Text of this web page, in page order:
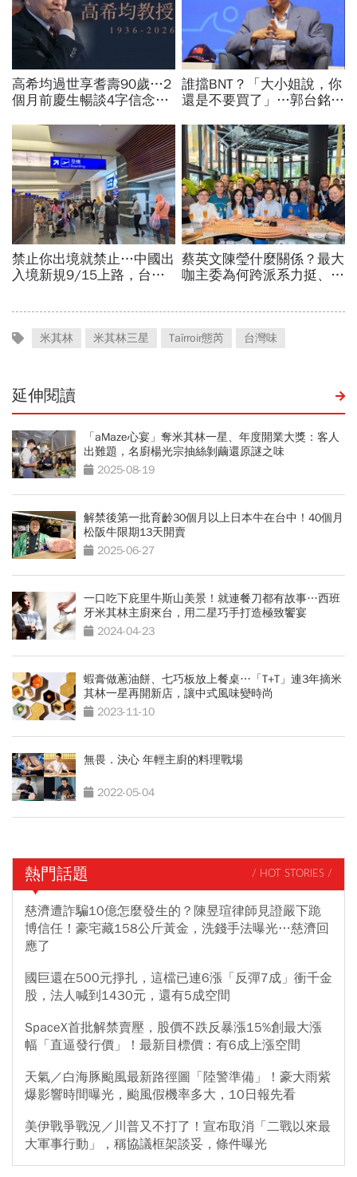
米其林 米其林三星 Taïrroir態芮 台灣味
延伸閱讀
「aMaze心宴」奪米其林一星、年度開業大獎：客人
出難題，名廚楊光宗抽絲剝繭還原謎之味
2025-08-19
解禁後第一批育齡30個月以上日本牛在台中！40個月
松阪牛限期13天開賣
2025-06-27
一口吃下庇里牛斯山美景！就連餐刀都有故事…西班
牙米其林主廚來台，用二星巧手打造極致饗宴
2024-04-23
蝦膏做蔥油餅、七巧板放上餐桌…「T+T」連3年摘米
其林一星再開新店，讓中式風味變時尚
2023-11-10
無畏．決心 年輕主廚的料理戰場
2022-05-04
熱門話題 / HOT STORIES /
慈濟遭詐騙10億怎麼發生的？陳昱瑄律師見證嚴下跪
博信任！豪宅藏158公斤黃金，洗錢手法曝光…慈濟回
應了
國巨還在500元掙扎，這檔已連6漲「反彈7成」衝千金
股，法人喊到1430元，還有5成空間
SpaceX首批解禁賣壓，股價不跌反暴漲15%創最大漲
幅「直逼發行價」！最新目標價：有6成上漲空間
天氣／白海豚颱風最新路徑圖「陸警準備」！豪大雨紫
爆影響時間曝光，颱風假機率多大，10日報先看
美伊戰爭戰況／川普又不打了！宣布取消「二戰以來最
大軍事行動」，稱協議框架談妥，條件曝光